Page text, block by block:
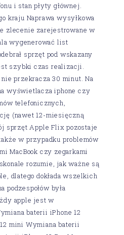
i stan płyty głównej.
kraju Naprawa wysyłkowa
zlecenie zarejestrowane w
wygenerować list
sprzęt pod wskazany
szybki czas realizacji.
przekracza 30 minut. Na
wyświetlacza iphone czy
telefonicznych,
(nawet 12-miesięczną
sprzęt Apple Flix pozostaje
w przypadku problemów
MacBook czy zegarkami
rozumie, jak ważne są
dlatego dokłada wszelkich
podzespołów była
apple jest w
baterii iPhone 12
mini Wymiana baterii